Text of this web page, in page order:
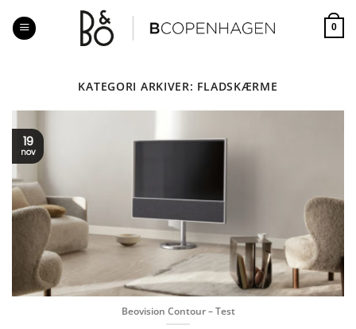
indhold
0
KATEGORI ARKIVER: FLADSKÆRME
Beovision Contour – Test
19
nov